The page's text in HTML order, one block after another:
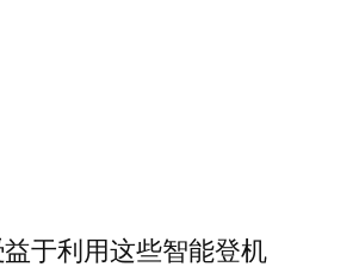
于利用这些智能登机